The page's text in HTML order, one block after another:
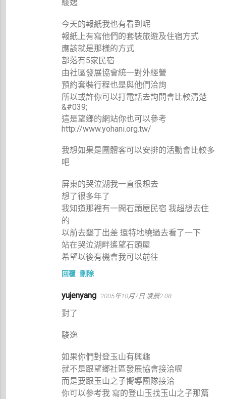
駿逸
今天的報紙我也有看到呢
報紙上有寫他們的套裝旅遊及住宿方式
應該就是那樣的方式
部落有5家民宿
由社區發展協會統一對外經營
預約套裝行程也是與他們洽詢
所以或許你可以打電話去詢問會比較清楚
&#039;
這是望鄉的網站你也可以參考
http://www.yohani.org.tw/
我想如果是團體客可以安排的活動會比較多
吧
屏東的哭泣湖我一直很想去
想了很多年了
我知道那裡有一間石頭屋民宿 我超想去住
的
以前去墾丁出差 還特地繞過去看了一下
站在哭泣湖畔遙望石頭屋
希望以後有機會我可以前往
回覆 刪除
yujenyang 2005年10月7日 凌晨2:08
對了
駿逸
如果你們對登玉山有興趣
就不是跟望鄉社區發展協會接洽喔
而是要跟玉山之子嚮導團隊接洽
你可以參考我 寫的登山玉找玉山之子那篇